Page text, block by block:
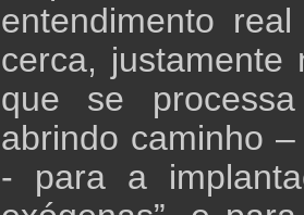
entendimento
cerca,
que se
abrindo caminho
- para a